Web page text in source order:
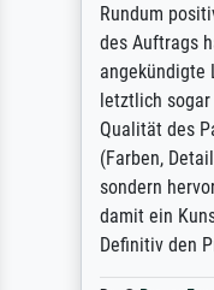
Rundum
des Auftrags
angekündigte
letztlich
Qualität des
(Farben,
sondern
damit ein
Definitiv den